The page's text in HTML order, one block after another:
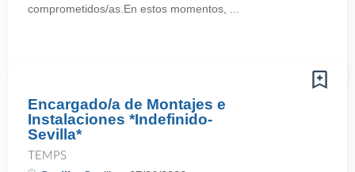
comprometidos/as.En estos momentos, ...
Encargado/a de Montajes e
Instalaciones *Indefinido-
Sevilla*
TEMPS